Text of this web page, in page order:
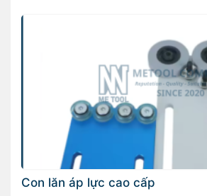
Con lăn áp lực cao cấp